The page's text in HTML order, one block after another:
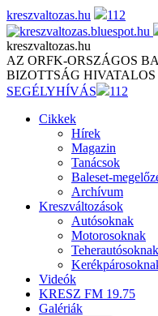
Skip
to
content
kreszvaltozas.hu 112
kreszvaltozas.hu
AZ ORFK-ORSZÁGOS
BIZOTTSÁG
SEGÉLYHÍVÁS
112
Cikkek
Hírek
Magazin
Tanácsok
Baleset-
Archívum
Kreszváltozások
Autósoknak
Motorosoknak
Teherautósoknak
Videók
KRESZ FM 19.75
Galériák